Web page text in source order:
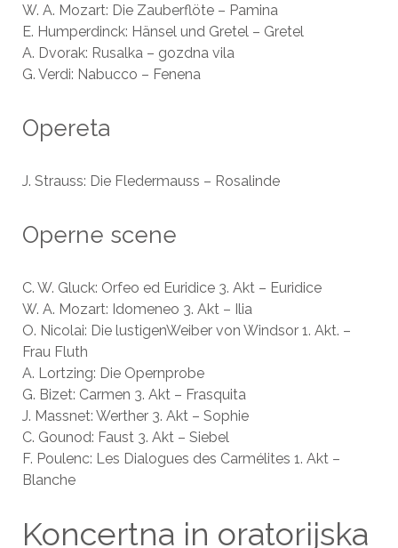
W. A. Mozart: Die Zauberflöte – Pamina
E. Humperdinck: Hänsel und Gretel – Gretel
A. Dvorak: Rusalka – gozdna vila
G. Verdi: Nabucco – Fenena
Opereta
J. Strauss: Die Fledermauss – Rosalinde
Operne scene
C. W. Gluck: Orfeo ed Euridice 3. Akt – Euridice
W. A. Mozart: Idomeneo 3. Akt – Ilia
O. Nicolai: Die lustigenWeiber von Windsor 1. Akt. –
Frau Fluth
A. Lortzing: Die Opernprobe
G. Bizet: Carmen 3. Akt – Frasquita
J. Massnet: Werther 3. Akt – Sophie
C. Gounod: Faust 3. Akt – Siebel
F. Poulenc: Les Dialogues des Carmélites 1. Akt –
Blanche
Koncertna in oratorijska